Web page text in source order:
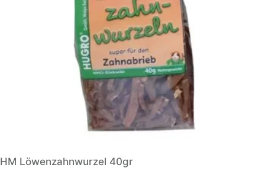
HM Löwenzahnwurzel 40gr